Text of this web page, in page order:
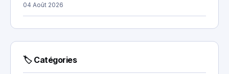
04 Août 2026
🏷 Catégories